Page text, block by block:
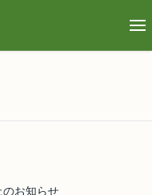
のお知らせ